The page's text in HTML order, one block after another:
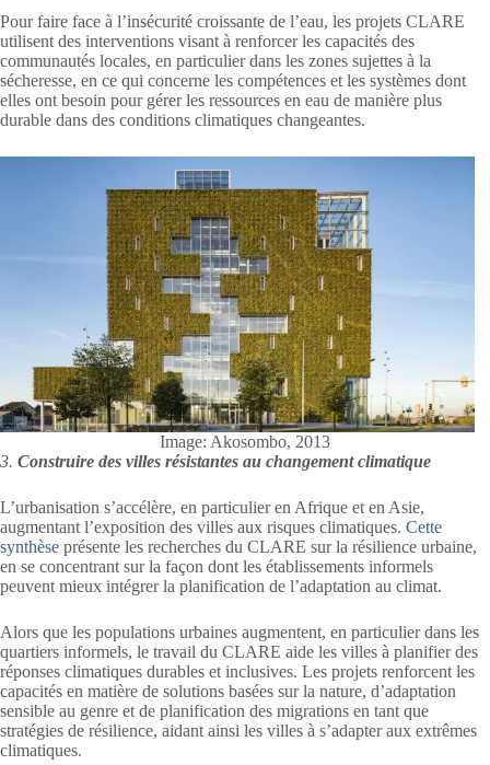
Pour faire face à l’insécurité croissante de l’eau, les projets CLARE
utilisent des interventions visant à renforcer les capacités des
communautés locales, en particulier dans les zones sujettes à la
sécheresse, en ce qui concerne les compétences et les systèmes dont
elles ont besoin pour gérer les ressources en eau de manière plus
durable dans des conditions climatiques changeantes.
Image: Akosombo, 2013
3. Construire des villes résistantes au changement climatique
L’urbanisation s’accélère, en particulier en Afrique et en Asie,
augmentant l’exposition des villes aux risques climatiques. Cette
synthèse présente les recherches du CLARE sur la résilience urbaine,
en se concentrant sur la façon dont les établissements informels
peuvent mieux intégrer la planification de l’adaptation au climat.
Alors que les populations urbaines augmentent, en particulier dans les
quartiers informels, le travail du CLARE aide les villes à planifier des
réponses climatiques durables et inclusives. Les projets renforcent les
capacités en matière de solutions basées sur la nature, d’adaptation
sensible au genre et de planification des migrations en tant que
stratégies de résilience, aidant ainsi les villes à s’adapter aux extrêmes
climatiques.